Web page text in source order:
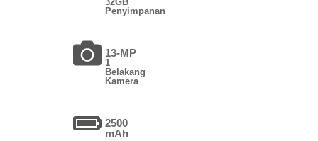
Penyimpanan
13-MP
1
Belakang
Kamera
2500
mAh